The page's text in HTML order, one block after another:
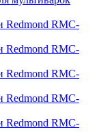
Redmond RMC-
Redmond RMC-
Redmond RMC-
Redmond RMC-
Redmond RMC-